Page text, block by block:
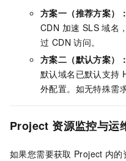
方案一（推荐方案）
CDN 加速 SLS 域名
过 CDN 访问。
方案二（默认方案）
默认域名已默认支持
外配置。如无特殊需
Project 资源监控与运
如果您需要获取 Project 内的